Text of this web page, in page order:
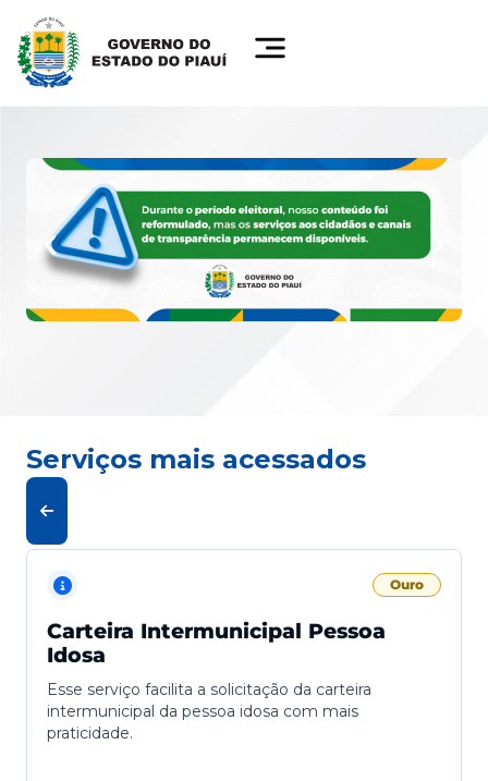
Serviços mais acessados
Ouro
Carteira Intermunicipal Pessoa
Idosa
Esse serviço facilita a solicitação da carteira
intermunicipal da pessoa idosa com mais
praticidade.